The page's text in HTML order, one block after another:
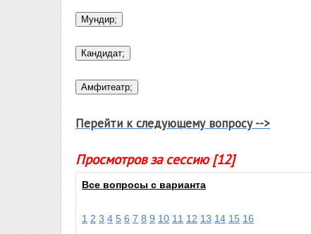
Перейти к следующему вопросу -->
Просмотров за сессию [12]
Все вопросы с варианта
1 2 3 4 5 6 7 8 9 10 11 12 13 14 15 16